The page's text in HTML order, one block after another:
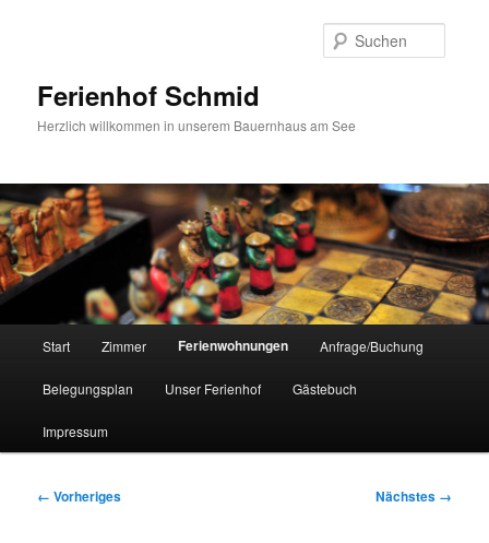
Ferienhof Schmid
Herzlich willkommen in unserem Bauernhaus am See
Zum
primären
Inhalt
springen
Start Zimmer Ferienwohnungen Anfrage/Buchung
Belegungsplan Unser Ferienhof Gästebuch
Impressum
Bilder-
← Vorheriges Nächstes →